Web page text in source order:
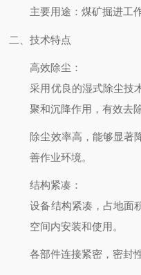
主要用途 ：煤矿掘进工
二、技术特点
高效除尘 ：
采用优良的湿式除尘技
聚和沉降作用，有效去
除尘效率高，能够显著
善作业环境。
结构紧凑 ：
设备结构紧凑，占地面
空间内安装和使用。
各部件连接紧密，密封